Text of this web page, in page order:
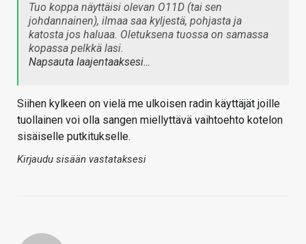
Tuo koppa näyttäisi olevan O11D (tai sen
johdannainen), ilmaa saa kyljestä, pohjasta ja
katosta jos haluaa. Oletuksena tuossa on samassa
kopassa pelkkä lasi.
Napsauta laajentaaksesi…
Siihen kylkeen on vielä me ulkoisen radin käyttäjät joille
tuollainen voi olla sangen miellyttävä vaihtoehto kotelon
sisäiselle putkitukselle.
Kirjaudu sisään vastataksesi